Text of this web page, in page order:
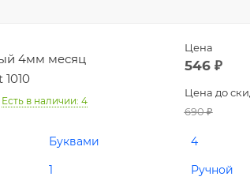
4мм месяц
Есть в наличии: 4
Цена
546₽
Цена до
690₽
Буквами 4
1 Ручной